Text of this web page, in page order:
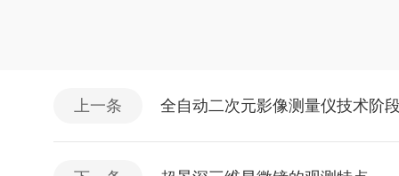
上一条 全自动二次元影像测量仪技术阶